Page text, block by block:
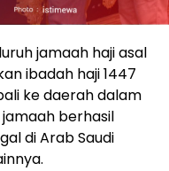
jamaah haji asal
ibadah haji 1447
ke daerah dalam
berhasil
di Arab Saudi